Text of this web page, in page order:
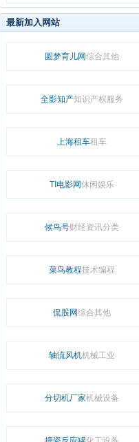
最新加入网站
圆梦育儿网综合其他
全影知产知识产权服务
上海租车租车
TI电影网休闲娱乐
候鸟号财经资讯分类
菜鸟教程技术编程
侃股网综合其他
轴流风机机械工业
分切机厂家机械设备